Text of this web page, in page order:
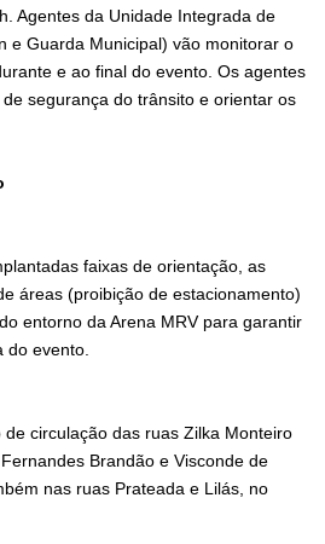
Agentes da Unidade Integrada de
e Guarda Municipal) vão monitorar o
e ao final do evento. Os agentes
segurança do trânsito e orientar os
faixas de orientação, as
áreas (proibição de estacionamento)
entorno da Arena MRV para garantir
do evento.
circulação das ruas Zilka Monteiro
Brandão e Visconde de
nas ruas Prateada e Lilás, no